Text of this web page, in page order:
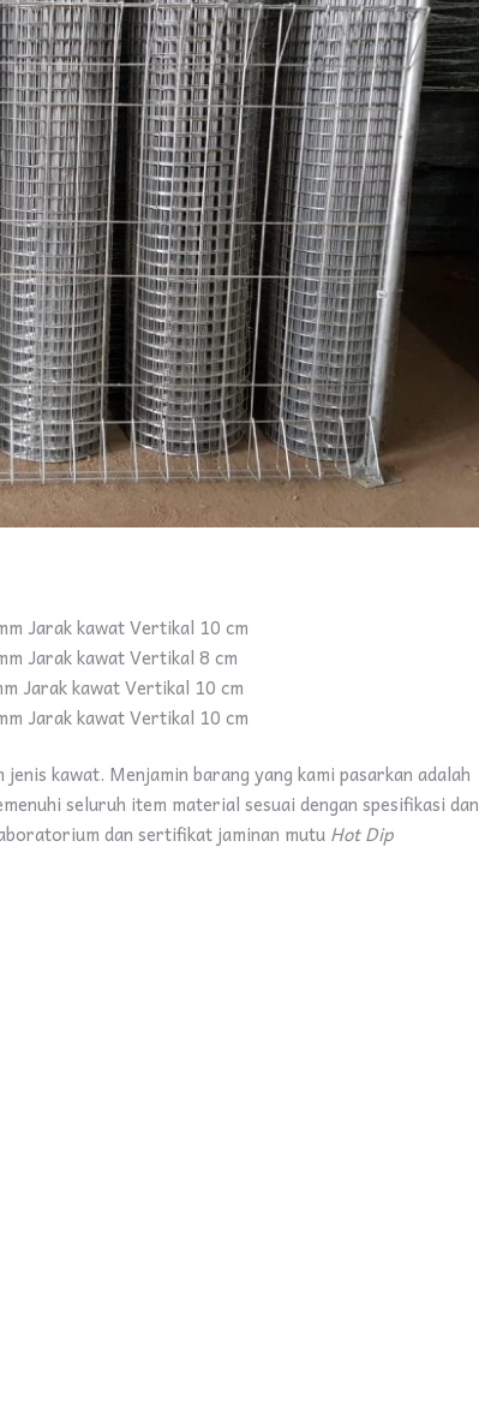
Jarak kawat Vertikal 10 cm
Jarak kawat Vertikal 8 cm
Jarak kawat Vertikal 10 cm
Jarak kawat Vertikal 10 cm
kawat. Menjamin barang yang kami pasarkan adalah
seluruh item material sesuai dengan spesifikasi dan
dan sertifikat jaminan mutu Hot Dip